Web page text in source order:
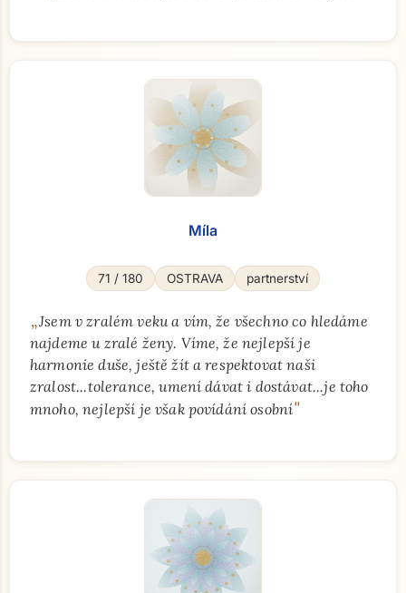
Míla
71 / 180 OSTRAVA partnerství
„Jsem v zralém veku a vím, že všechno co hledáme
najdeme u zralé ženy. Víme, že nejlepší je
harmonie duše, ještě žít a respektovat naši
zralost...tolerance, umení dávat i dostávat...je toho
mnoho, nejlepší je však povídání osobní"